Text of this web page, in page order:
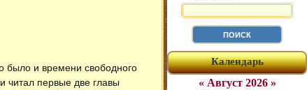
было и времени свободного
читал первые две главы
Календарь
« Август 2026 »